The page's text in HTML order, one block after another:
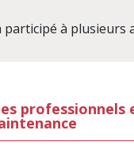
participé à plusieurs